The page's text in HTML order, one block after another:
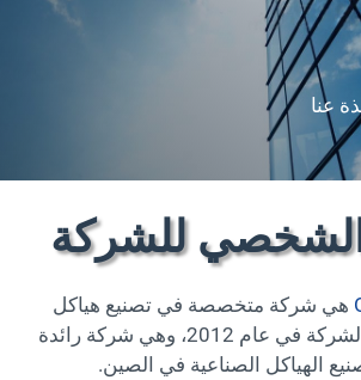
عنا
للشركة
هي شركة متخصصة في تصنيع هياكل
الحامل. تأسست الشركة في عام 2012، وهي شركة رائدة
الهياكل الصناعية في الصين.